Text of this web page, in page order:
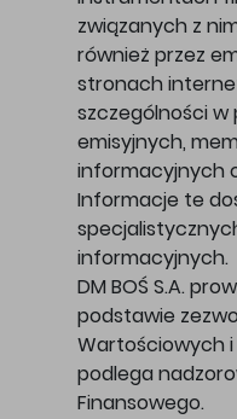
związanych z
również przez
stronach
szczególności
emisyjnych,
informacyjnych
Informacje te
informacyjnych.
DM BOŚ S.A.
podstawie
Wartościowych i
podlega
Finansowego.